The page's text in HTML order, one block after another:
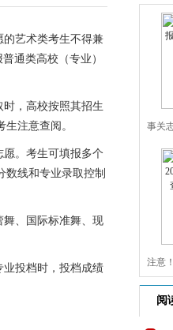
的艺术类考生不得兼
通类高校（专业）
，高校按照其招生
注意查阅。
。考生可填报多个
数线和专业录取控制
、国际标准舞、现
投档时，投档成绩
事关
注意
成
阅